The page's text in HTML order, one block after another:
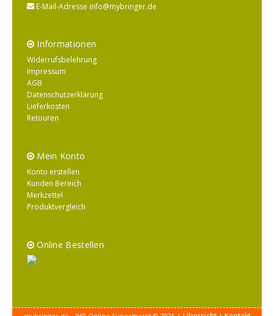
E-Mail-Adresse info@mybringer.de
Informationen
Widerrufsbelehrung
Impressum
AGB
Datenschutzerklärung
Lieferkosten
Retouren
Mein Konto
Konto erstellen
Kunden Bereich
Merkzettel
Produktvergleich
Online Bestellen